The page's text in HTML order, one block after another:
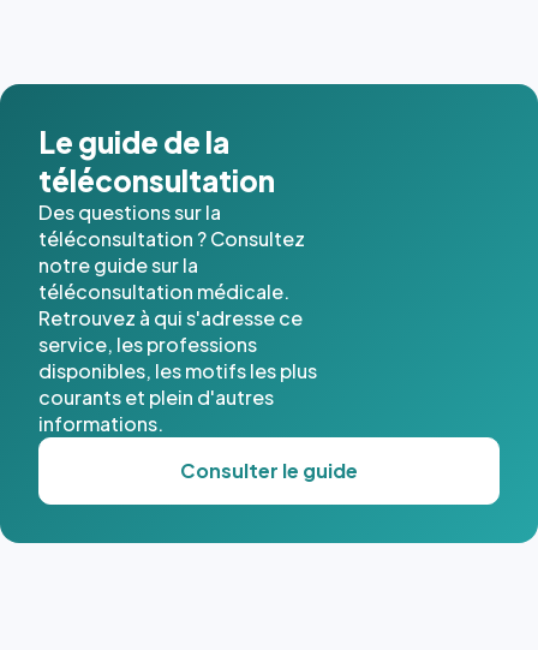
Le guide de la
téléconsultation
Des questions sur la
téléconsultation ? Consultez
notre guide sur la
téléconsultation médicale.
Retrouvez à qui s'adresse ce
service, les professions
disponibles, les motifs les plus
courants et plein d'autres
informations.
Consulter le guide